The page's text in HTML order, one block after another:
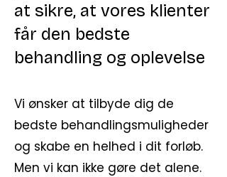
at sikre, at vores klienter
får den bedste
behandling og oplevelse
Vi ønsker at tilbyde dig de
bedste behandlingsmuligheder
og skabe en helhed i dit forløb.
Men vi kan ikke gøre det alene.